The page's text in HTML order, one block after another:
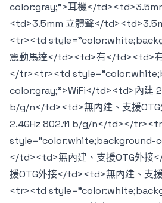
color:gray;">耳機</
<td>3.5mm 立體聲</
<tr><td
震動馬達</td><td>有</td><td>
</tr><tr><td
color:gray;">WiFi</td><td>內建
b/g/n</td><td>無內建、支援
2.4GHz 802.11 b/g/n</td></
style="color:white;background-
</td><td>無內建、支援OTG外接
援OTG外接</td><td>無內建、支
<tr><td